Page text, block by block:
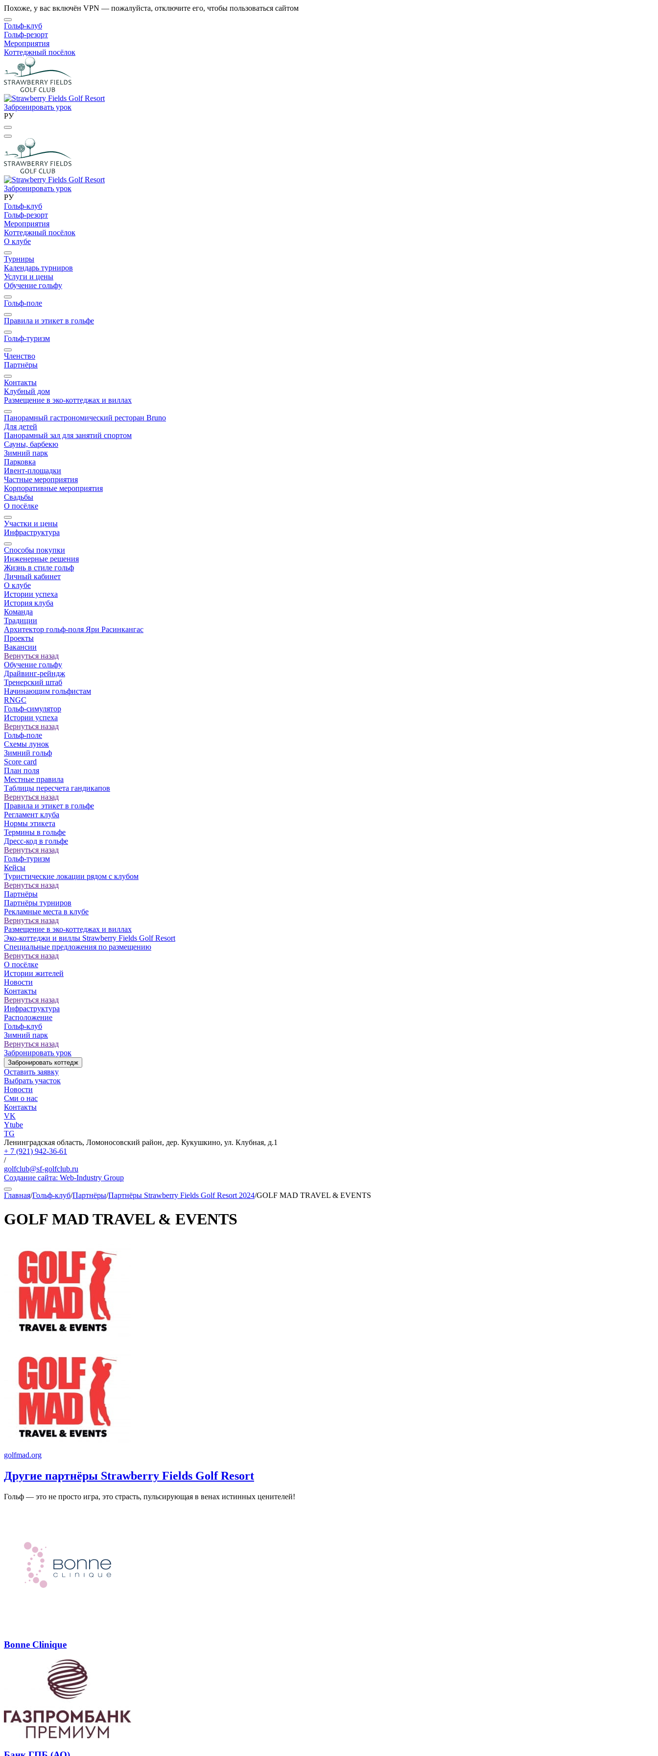
Похоже, у вас включён VPN — пожалуйста, отключите его, чтобы пользоваться сайтом
Гольф-клуб
Гольф-резорт
Мероприятия
Коттеджный посёлок
Забронировать урок
РУ
Забронировать урок
РУ
Гольф-клуб
Гольф-резорт
Мероприятия
Коттеджный посёлок
О клубе
Турниры
Календарь турниров
Услуги и цены
Обучение гольфу
Гольф-поле
Правила и этикет в гольфе
Гольф-туризм
Членство
Партнёры
Контакты
Клубный дом
Размещение в эко-коттеджах и виллах
Панорамный гастрономический ресторан Bruno
Для детей
Панорамный зал для занятий спортом
Сауны, барбекю
Зимний парк
Парковка
Ивент-площадки
Частные мероприятия
Корпоративные мероприятия
Свадьбы
О посёлке
Участки и цены
Инфраструктура
Способы покупки
Инженерные решения
Жизнь в стиле гольф
Личный кабинет
О клубе
Истории успеха
История клуба
Команда
Традиции
Архитектор гольф-поля Яри Расинкангас
Проекты
Вакансии
Вернуться назад
Обучение гольфу
Драйвинг-рейндж
Тренерский штаб
Начинающим гольфистам
RNGC
Гольф-симулятор
Истории успеха
Вернуться назад
Гольф-поле
Схемы лунок
Зимний гольф
Score card
План поля
Местные правила
Таблицы пересчета гандикапов
Вернуться назад
Правила и этикет в гольфе
Регламент клуба
Нормы этикета
Термины в гольфе
Дресс-код в гольфе
Вернуться назад
Гольф-туризм
Кейсы
Туристические локации рядом с клубом
Вернуться назад
Партнёры
Партнёры турниров
Рекламные места в клубе
Вернуться назад
Размещение в эко-коттеджах и виллах
Эко-коттеджи и виллы Strawberry Fields Golf Resort
Специальные предложения по размещению
Вернуться назад
О посёлке
Истории жителей
Новости
Контакты
Вернуться назад
Инфраструктура
Расположение
Гольф-клуб
Зимний парк
Вернуться назад
Забронировать урок
Забронировать коттедж
Оставить заявку
Выбрать участок
Новости
Сми о нас
Контакты
VK
Ytube
TG
Ленинградская область, Ломоносовский район, дер. Кукушкино, ул. Клубная, д.1
+ 7 (921) 942-36-61
/
golfclub@sf-golfclub.ru
Создание сайта: Web-Industry Group
Главная/Гольф-клуб/Партнёры/Партнёры Strawberry Fields Golf Resort 2024/GOLF MAD TRAVEL & EVENTS
GOLF MAD TRAVEL & EVENTS
golfmad.org
Другие партнёры Strawberry Fields Golf Resort
Гольф — это не просто игра, это страсть, пульсирующая в венах истинных ценителей!
Bonne Clinique